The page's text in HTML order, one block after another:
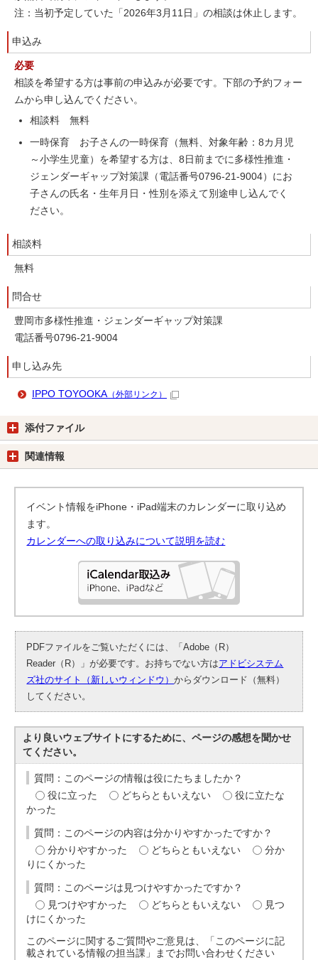
注：当初予定していた「2026年3月11日」の相談は休止します。
申込み
必要
相談を希望する方は事前の申込みが必要です。下部の予約フォー
ムから申し込んでください。
相談料 無料
一時保育 お子さんの一時保育（無料、対象年齢：8カ月児
～小学生児童）を希望する方は、8日前までに多様性推進・
ジェンダーギャップ対策課（電話番号0796-21-9004）にお
子さんの氏名・生年月日・性別を添えて別途申し込んでく
ださい。
相談料
無料
問合せ
豊岡市多様性推進・ジェンダーギャップ対策課
電話番号0796-21-9004
申し込み先
IPPO TOYOOKA（外部リンク）
添付ファイル
関連情報
イベント情報をiPhone・iPad端末のカレンダーに取り込め
ます。
カレンダーへの取り込みについて説明を読む
PDFファイルをご覧いただくには、「Adobe（R）
Reader（R）」が必要です。お持ちでない方はアドビシステム
ズ社のサイト（新しいウィンドウ）からダウンロード（無料）
してください。
より良いウェブサイトにするために、ページの感想を聞かせ
てください。
質問：このページの情報は役にたちましたか？
役に立った
どちらともいえない
役に立たな
かった
質問：このページの内容は分かりやすかったですか？
分かりやすかった
どちらともいえない
分か
りにくかった
質問：このページは見つけやすかったですか？
見つけやすかった
どちらともいえない
見つ
けにくかった
このページに関するご質問やご意見は、「このページに記
載されている情報の担当課」までお問い合わせください